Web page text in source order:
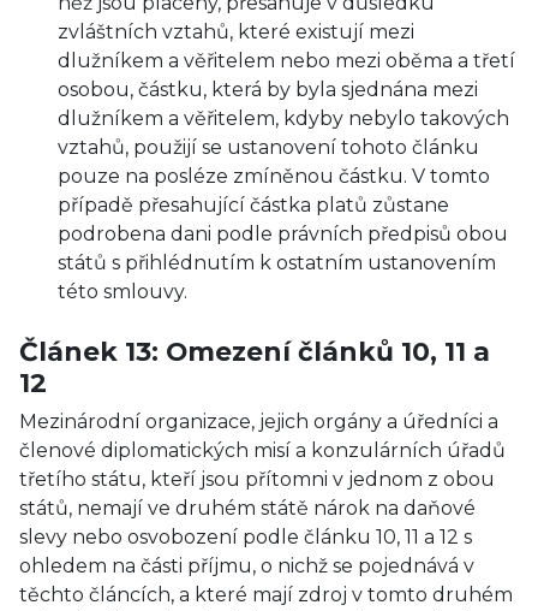
zvláštních vztahů, které existují mezi
dlužníkem a věřitelem nebo mezi oběma a třetí
osobou, částku, která by byla sjednána mezi
dlužníkem a věřitelem, kdyby nebylo takových
vztahů, použijí se ustanovení tohoto článku
pouze na posléze zmíněnou částku. V tomto
případě přesahující částka platů zůstane
podrobena dani podle právních předpisů obou
států s přihlédnutím k ostatním ustanovením
této smlouvy.
Článek 13: Omezení článků 10, 11 a
12
Mezinárodní organizace, jejich orgány a úředníci a
členové diplomatických misí a konzulárních úřadů
třetího státu, kteří jsou přítomni v jednom z obou
států, nemají ve druhém státě nárok na daňové
slevy nebo osvobození podle článku 10, 11 a 12 s
ohledem na části příjmu, o nichž se pojednává v
těchto článcích, a které mají zdroj v tomto druhém